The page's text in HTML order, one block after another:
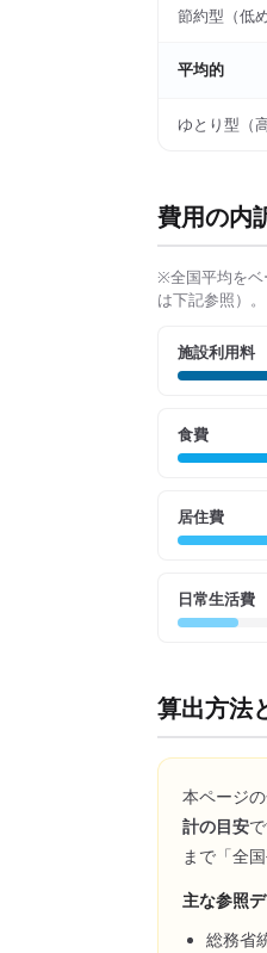
節約型（低め
平均的
ゆとり型（
費用の内
※全国平均をベ
は下記参照）。
施設利用料
食費
居住費
日常生活費
算出方法
本ページ
計の目安
まで「全
主な参照
総務省